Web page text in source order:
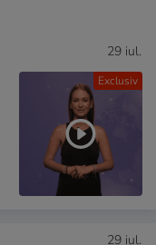
Exclusiv
29 iul.
29 iul.